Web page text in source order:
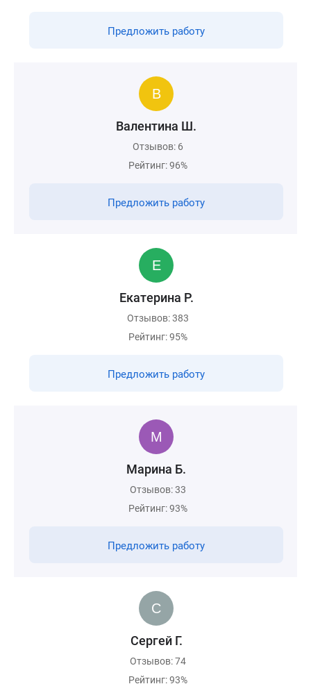
Предложить работу
Валентина Ш.
Отзывов: 6
Рейтинг: 96%
Предложить работу
Екатерина Р.
Отзывов: 383
Рейтинг: 95%
Предложить работу
Марина Б.
Отзывов: 33
Рейтинг: 93%
Предложить работу
Сергей Г.
Отзывов: 74
Рейтинг: 93%